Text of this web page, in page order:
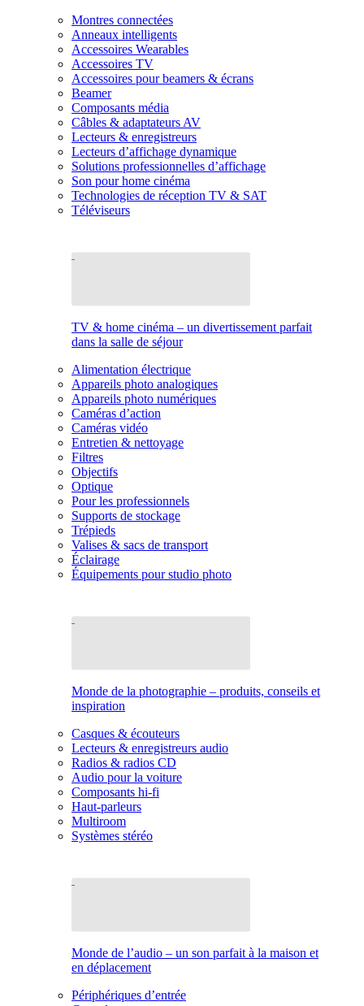
Montres connectées
Anneaux intelligents
Accessoires Wearables
Accessoires TV
Accessoires pour beamers & écrans
Beamer
Composants média
Câbles & adaptateurs AV
Lecteurs & enregistreurs
Lecteurs d’affichage dynamique
Solutions professionnelles d’affichage
Son pour home cinéma
Technologies de réception TV & SAT
Téléviseurs
TV & home cinéma – un divertissement parfait
dans la salle de séjour
Alimentation électrique
Appareils photo analogiques
Appareils photo numériques
Caméras d’action
Caméras vidéo
Entretien & nettoyage
Filtres
Objectifs
Optique
Pour les professionnels
Supports de stockage
Trépieds
Valises & sacs de transport
Éclairage
Équipements pour studio photo
Monde de la photographie – produits, conseils et
inspiration
Casques & écouteurs
Lecteurs & enregistreurs audio
Radios & radios CD
Audio pour la voiture
Composants hi-fi
Haut-parleurs
Multiroom
Systèmes stéréo
Monde de l’audio – un son parfait à la maison et
en déplacement
Périphériques d’entrée